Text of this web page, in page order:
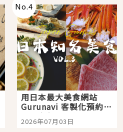
No.4
用日本最大美食網站
Gurunavi 客製化預約九
大都市餐廳，打造專屬
美食體驗！
2026年07月03日